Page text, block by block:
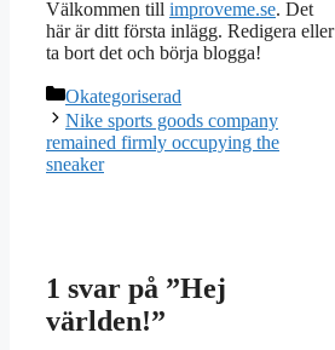
Välkommen till improveme.se. Det
här är ditt första inlägg. Redigera eller
ta bort det och börja blogga!
Kategorier
Okategoriserad
Nike sports goods company
remained firmly occupying the
sneaker
1 svar på ”Hej
världen!”